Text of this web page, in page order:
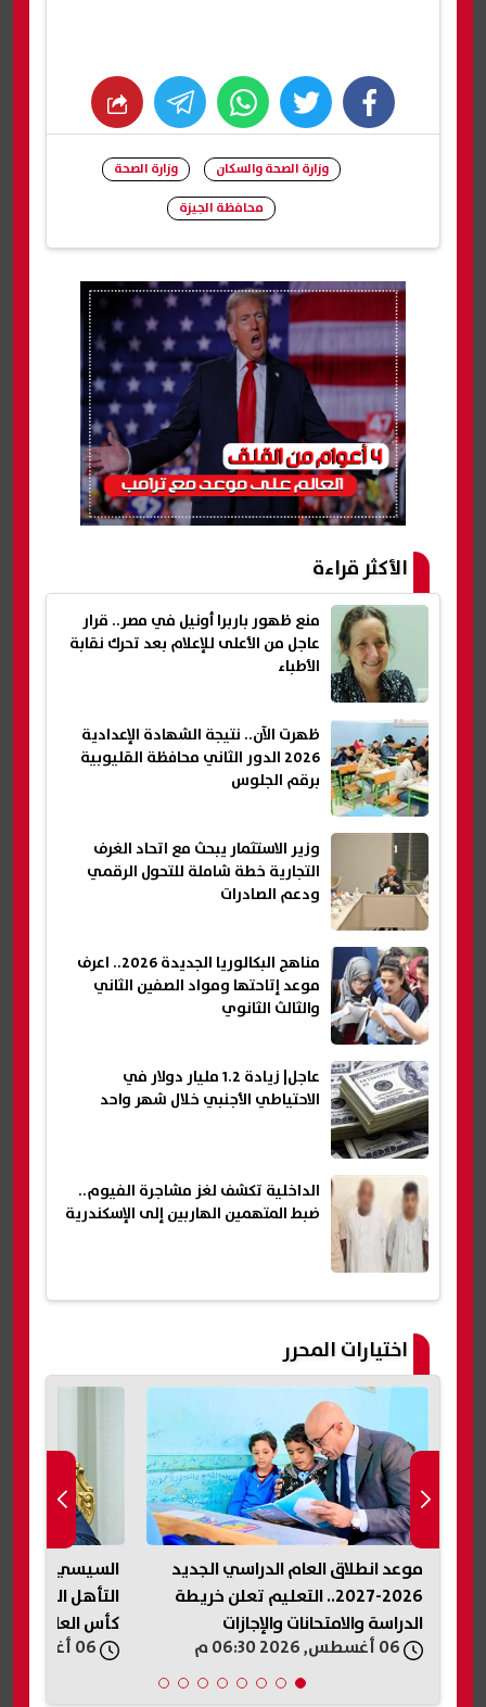
facebook
twitter
whats
وزارة الصحة والسكان
وزارة الصحة
محافظة الجيزة
الأكثر قراءة
منع ظهور باربرا أونيل في مصر.. قرار
عاجل من الأعلى للإعلام بعد تحرك نقابة
الأطباء
ظهرت الآن.. نتيجة الشهادة الإعدادية
2026 الدور الثاني محافظة القليوبية
برقم الجلوس
وزير الاستثمار يبحث مع اتحاد الغرف
التجارية خطة شاملة للتحول الرقمي
ودعم الصادرات
مناهج البكالوريا الجديدة 2026.. اعرف
موعد إتاحتها ومواد الصفين الثاني
والثالث الثانوي
عاجل| زيادة 1.2 مليار دولار في
الاحتياطي الأجنبي خلال شهر واحد
الداخلية تكشف لغز مشاجرة الفيوم..
ضبط المتهمين الهاربين إلى الإسكندرية
اختيارات المحرر
موعد انطلاق العام الدراسي الجديد
2026-2027.. التعليم تعلن خريطة
الدراسة والامتحانات والإجازات
السيسي يهنئ
التأهل
كأس العالم لكرة